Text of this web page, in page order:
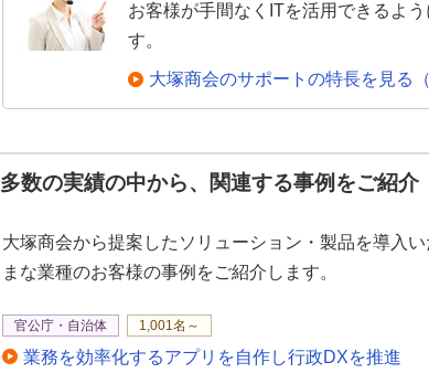
お客様が手間なくITを活用できるよ
す。
大塚商会のサポートの特長を見る
多数の実績の中から、関連する事例をご紹介
大塚商会から提案したソリューション・製品を導入
まな業種のお客様の事例をご紹介します。
官公庁・自治体 1,001名～
業務を効率化するアプリを自作し行政DXを推進